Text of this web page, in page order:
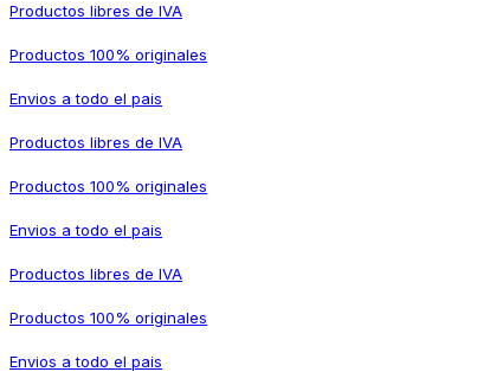
Productos libres de IVA
Productos 100% originales
Envios a todo el pais
Productos libres de IVA
Productos 100% originales
Envios a todo el pais
Productos libres de IVA
Productos 100% originales
Envios a todo el pais